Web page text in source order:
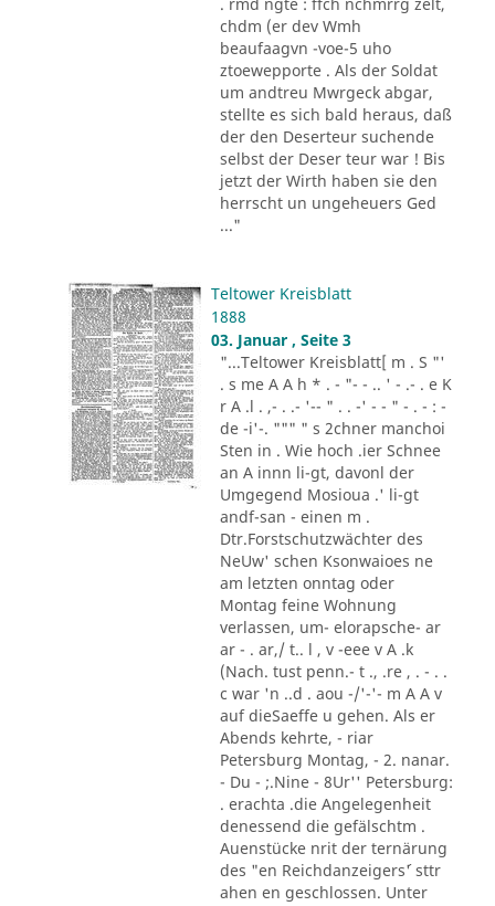
chdm (er dev Wmh
beaufaagvn -voe-5 uho
ztoewepporte . Als der Soldat
um andtreu Mwrgeck abgar,
stellte es sich bald heraus, daß
der den Deserteur suchende
selbst der Deser teur war ! Bis
jetzt der Wirth haben sie den
herrscht un ungeheuers Ged
..."
Teltower Kreisblatt
1888
03. Januar , Seite 3
"...Teltower Kreisblatt[ m . S "'
. s me A A h * . - "- - .. ' - .- . e K
r A .l . ,- . .- '-- " . . -' - - " - . - : -
de -i'-. """ " s 2chner manchoi
Sten in . Wie hoch .ier Schnee
an A innn li-gt, davonl der
Umgegend Mosioua .' li-gt
andf-san - einen m .
Dtr.Forstschutzwächter des
NeUw' schen Ksonwaioes ne
am letzten onntag oder
Montag feine Wohnung
verlassen, um- elorapsche- ar
ar - . ar,/ t.. l , v -eee v A .k
(Nach. tust penn.- t ., .re , . - . .
c war 'n ..d . aou -/'-'- m A A v
auf dieSaeffe u gehen. Als er
Abends kehrte, - riar
Petersburg Montag, - 2. nanar.
- Du - ;.Nine - 8Ur'' Petersburg:
. erachta .die Angelegenheit
denessend die gefälschtm .
Auenstücke nrit der ternärung
des "en Reichdanzeigers´' sttr
ahen en geschlossen. Unter